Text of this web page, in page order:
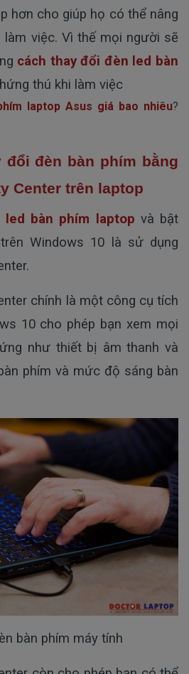
hơn cho giúp họ có thể nâng
việc. Vì thế mọi người sẽ
cách thay đổi đèn led bàn
thú khi làm việc
laptop Asus giá bao nhiêu?
đổi đèn bàn phím bằng
Center trên laptop
bàn phím laptop và bật
Windows 10 là sử dụng
chính là một công cụ tích
10 cho phép bạn xem mọi
như thiết bị âm thanh và
phím và mức độ sáng bàn
bàn phím máy tính